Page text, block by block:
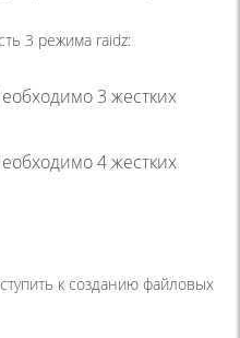
3 режима raidz:
3 жестких
4 жестких
к созданию файловых